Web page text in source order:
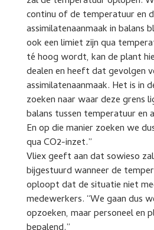
continu of de temperatuur en
assimilatenaanmaak in balans
ook een limiet zijn qua
té hoog wordt, kan de plant
dealen en heeft dat gevolgen
assimilatenaanmaak. Het is in
zoeken naar waar deze grens
balans tussen temperatuur en
En op die manier zoeken we
qua CO2-inzet.”
Vliex geeft aan dat sowieso
bijgestuurd wanneer de
oploopt dat de situatie niet
medewerkers. “We gaan dus
opzoeken, maar personeel en